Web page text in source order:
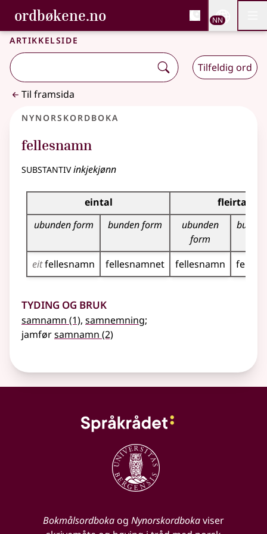
Gå til hovudinnhald
Tilgjenge
ordbøkene.no, Bokmålsordboka og
Bokmålsordboka og Nynorskordboka
NN
Artikkelside
Tilfeldig ord
Til framsida
Nynorskordboka
fellesnamn
substantivinkjekjønn
Bøyningstabell for dette substantivet
eintal
fleirtal
ubunden form
bunden form
ubunden
form
eitfellesnamn fellesnamnet fellesnamn
Tyding og bruk
samnamn (1), samnemning;
jamførsamnamn (2)
Bokmålsordbokaog Nynorskordbokaviser